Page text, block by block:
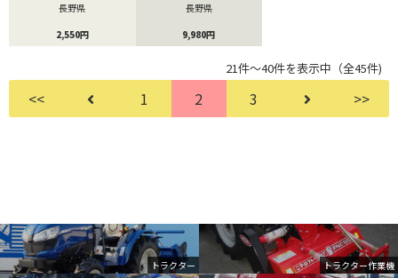
トラクター トラクター作業機
長野県
2,550円
長野県
9,980円
21件～40件を表示中（全45件)
<< 1 2 3 >>